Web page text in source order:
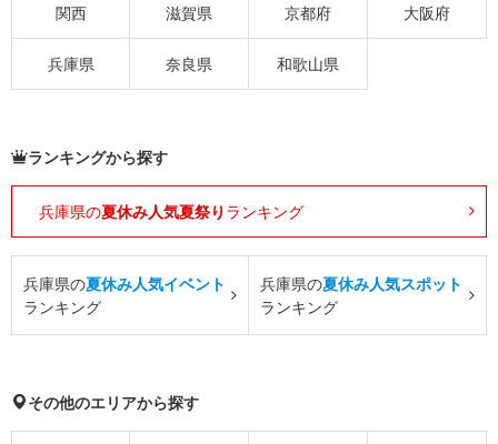
関西 滋賀県 京都府 大阪府
兵庫県 奈良県 和歌山県
ランキングから探す
兵庫県の夏休み人気夏祭り ランキング
兵庫県の夏休み人気イベント
ランキング
兵庫県の夏休み人気スポット
ランキング
その他のエリアから探す